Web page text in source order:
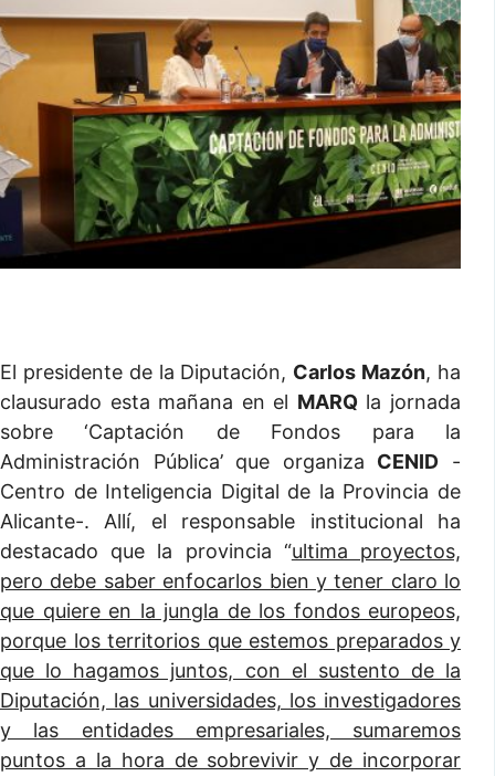
El presidente de la Diputación, Carlos Mazón, ha
clausurado esta mañana en el MARQla jornada
sobre ‘Captación de Fondos para la
Administración Pública’ que organiza CENID -
Centro de Inteligencia Digital de la Provincia de
Alicante-. Allí, el responsable institucional ha
destacado que la provincia “ultima proyectos,
pero debe saber enfocarlos bien y tener claro lo
que quiere en la jungla de los fondos europeos,
porque los territorios que estemos preparados y
que lo hagamos juntos, con el sustento de la
Diputación, las universidades, los investigadores
y las entidades empresariales, sumaremos
puntos a la hora de sobrevivir y de incorporar